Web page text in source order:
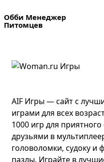
Обби Менеджер
Питомцев
AIF Игры — сайт с
играми для всех
1000 игр для
друзьями в
головоломки, судоку и
пазлы. Играйте в